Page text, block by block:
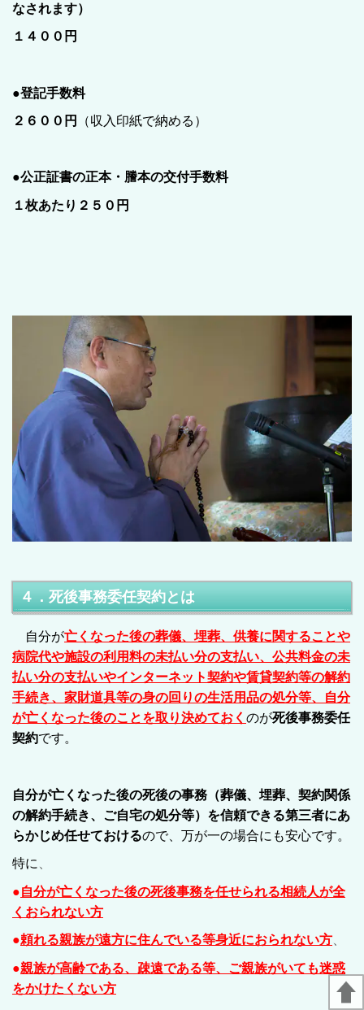
なされます）
１４００円
●登記手数料
２６００円 （収入印紙で納める）
●公正証書の正本・謄本の交付手数料
１枚あたり２５０円
４．死後事務委任契約とは
自分が亡くなった後の葬儀、埋葬、供養に関することや
病院代や施設の利用料の未払い分の支払い、公共料金の未
払い分の支払いやインターネット契約や賃貸契約等の解約
手続き、家財道具等の身の回りの生活用品の処分等、自分
が亡くなった後のことを取り決めておく のが死後事務委任
契約です。
自分が亡くなった後の死後の事務（葬儀、埋葬、契約関係
の解約手続き、ご自宅の処分等）を信頼できる第三者にあ
らかじめ任せておけるので、万が一の場合にも安心です。
特に
●自分が亡くなった後の死後事務を任せられる相続人が全
くおられない方
●頼れる親族が遠方に住んでいる等身近におられない方
●親族が高齢である、疎遠である等、ご親族がいても迷惑
をかけたくない方